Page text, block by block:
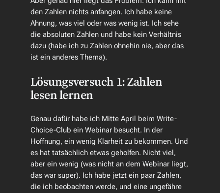
den Zahlen nichts anfangen. Ich habe keine
Ahnung, was viel oder was wenig ist. Ich sehe
die absoluten Zahlen und habe kein Verhältnis
dazu (habe ich zu Zahlen ohnehin nie, aber das
ist ein anderes Thema).
Lösungsversuch 1: Zahlen
lesen lernen
Genau dafür habe ich Mitte April beim Write-
Choice-Club ein Webinar besucht. In der
Hoffnung, ein wenig Klarheit zu bekommen. Und
es hat tatsächlich etwas geholfen. Nicht viel,
aber ein wenig (was nicht an dem Webinar liegt,
das war super). Ich habe jetzt ein paar Zahlen,
die ich beobachten werde, und eine ungefähre